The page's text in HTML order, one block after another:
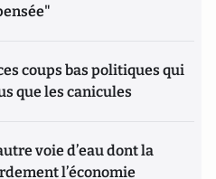
coups bas politiques qui
que les canicules
voie d’eau dont la
l’économie